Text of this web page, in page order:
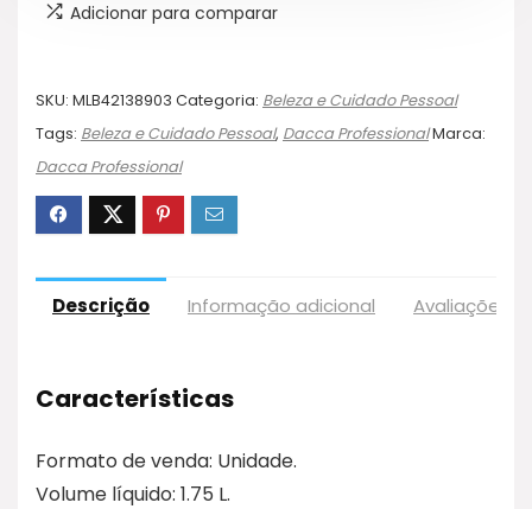
Adicionar para comparar
SKU: MLB42138903 Categoria: Beleza e Cuidado Pessoal
Tags: Beleza e Cuidado Pessoal, Dacca ProfessionalMarca:
Dacca Professional
Descrição Informação adicional Avaliações
Características
Formato de venda: Unidade.
Volume líquido: 1.75 L.